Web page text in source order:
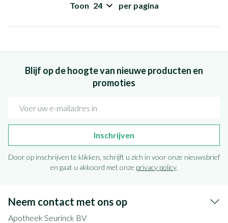
Toon per pagina
Blijf op de hoogte van nieuwe producten en
promoties
Inschrijven
Door op inschrijven te klikken, schrijft u zich in voor onze nieuwsbrief
en gaat u akkoord met onze privacy policy.
Neem contact met ons op
Apotheek Seurinck BV